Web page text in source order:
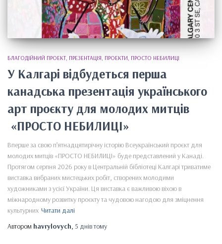
БЛАГОДІЙНИЙ ПРОЕКТ ПРЕЗЕНТАЦІЯ ПРОЕКТИ ПРОСТО НЕБИЛИЦІ
У Калгарі відбудеться перша
канадська презентація українського
арт проєкту для молодих митців
«ПРОСТО НЕБИЛИЦІ»
Вперше за свою п’ятнадцятирічну історію Всеукраїнський проєкт для
молодих митців «ПРОСТО НЕБИЛИЦІ» буде представлений у Канаді.
Протягом серпня 2026 року в Центральній бібліотеці Калгарі триватиме
виставка вибраних мистецьких робіт, створених молодими
художниками з усієї України. Ця виставка є важливою віхою в
міжнародному розвитку проєкту та чудовою нагодою для зміцнення
культурних Читати далі
Автором havrylovych, 5 днівтому